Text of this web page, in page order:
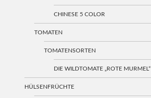
CHINESE 5 COLOR
TOMATEN
TOMATENSORTEN
DIE WILDTOMATE „ROTE MURMEL“
HÜLSENFRÜCHTE